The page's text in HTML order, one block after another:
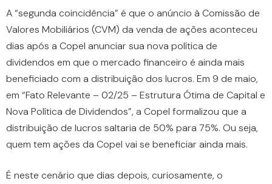
A “segunda coincidência” é que o anúncio à Comissão de
Valores Mobiliários (CVM) da venda de ações aconteceu
dias após a Copel anunciar sua nova política de
dividendos em que o mercado financeiro é ainda mais
beneficiado com a distribuição dos lucros. Em 9 de maio,
em “Fato Relevante – 02/25 – Estrutura Ótima de Capital e
Nova Política de Dividendos”, a Copel formalizou que a
distribuição de lucros saltaria de 50% para 75%. Ou seja,
quem tem ações da Copel vai se beneficiar ainda mais.
É neste cenário que dias depois, curiosamente, o